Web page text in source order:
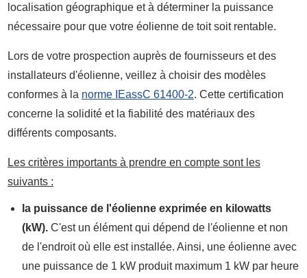
localisation géographique et à déterminer la puissance
nécessaire pour que votre éolienne de toit soit rentable.
Lors de votre prospection auprès de fournisseurs et des
installateurs d'éolienne, veillez à choisir des modèles
conformes à la norme IEassC 61400-2. Cette certification
concerne la solidité et la fiabilité des matériaux des
différents composants.
Les critères importants à prendre en compte sont les
suivants :
la puissance de l'éolienne exprimée en kilowatts
(kW). C'est un élément qui dépend de l'éolienne et non
de l'endroit où elle est installée. Ainsi, une éolienne avec
une puissance de 1 kW produit maximum 1 kW par heure